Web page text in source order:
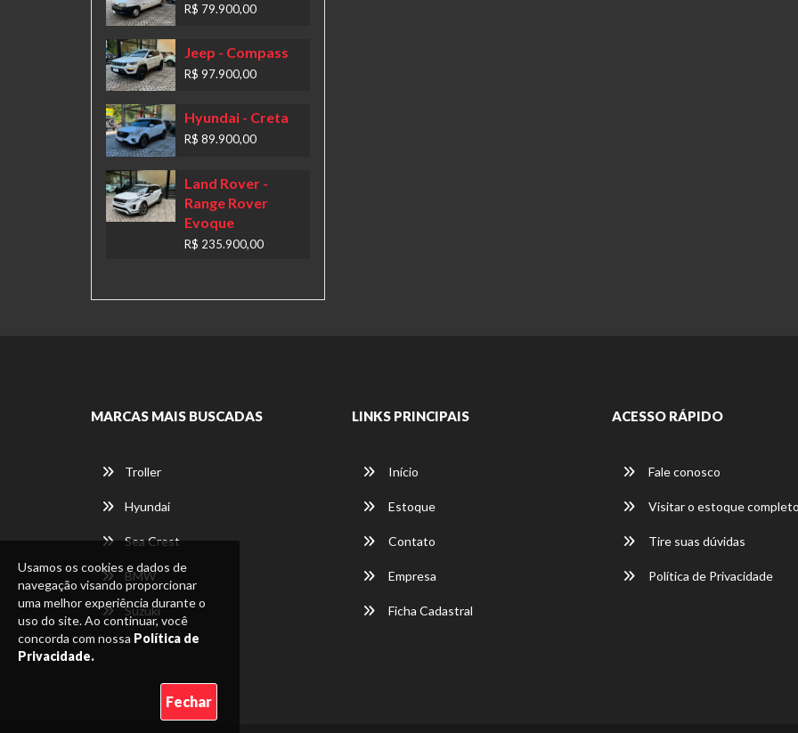
Usamos os cookies e dados de
navegação visando proporcionar
uma melhor experiência durante o
uso do site. Ao continuar, você
concorda com nossa Política de
Privacidade.
Fechar
R$ 79.900,00
Jeep - Compass
R$ 97.900,00
Hyundai- Creta
R$ 89.900,00
Land Rover-
Range Rover
Evoque
R$ 235.900,00
MARCAS MAIS BUSCADAS
Troller
Hyundai
Sea Crest
BMW
Suzuki
LINKS PRINCIPAIS
Início
Estoque
Contato
Empresa
Ficha Cadastral
ACESSO RÁPIDO
Fale conosco
Visitar o estoque
Tire suas dúvidas
Política de Privacidade